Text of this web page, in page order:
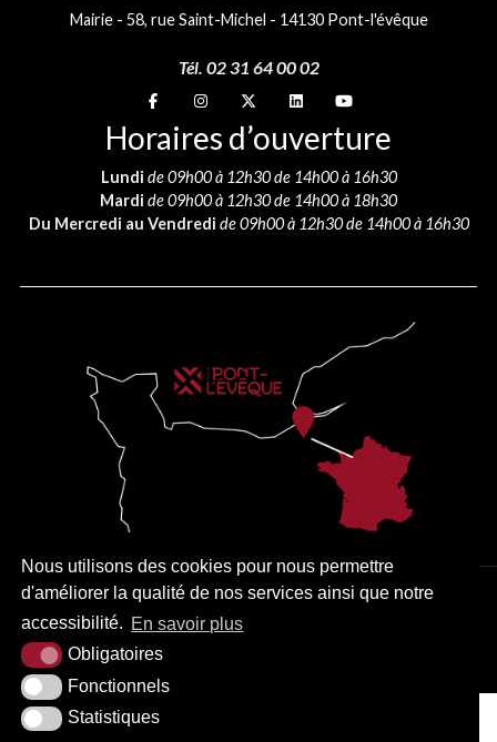
Nous utilisons des cookies pour nous permettre
d'améliorer la qualité de nos services ainsi que notre
accessibilité. En savoir plus
Obligatoires
Fonctionnels
Statistiques
Mairie - 58, rue Saint-Michel - 14130 Pont-l'évêque
Tél. 02 31 64 00 02
Suivez-nous sur
Suivez-nous sur
Suivez-nous sur
Suivez-nous sur
Suivez-nous sur
Horaires d’ouverture
Lundi de 09h00 à 12h30 de 14h00 à 16h30
Mardi de 09h00 à 12h30 de 14h00 à 18h30
Du Mercredi au Vendredi de 09h00 à 12h30 de 14h00 à 16h30
PLAN DU SITE MENTIONS LÉGALES ACCESSIBILITÉ